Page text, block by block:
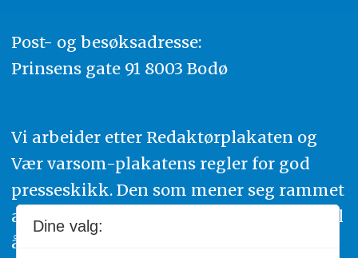
Post- og besøksadresse:
Prinsens gate 91 8003 Bodø
Vi arbeider etter Redaktørplakaten og
Vær varsom-plakatens regler for god
presseskikk. Den som mener seg rammet
av urettmessig publisering, oppfordres til
å ta kontakt med redaksjonen. Du kan
Dine valg: